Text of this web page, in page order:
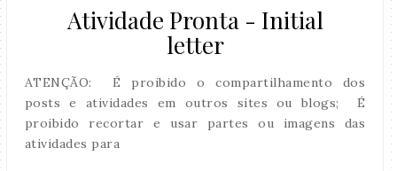
Atividade Pronta - Initial
letter
ATENÇÃO: É proibido o compartilhamento dos
posts e atividades em outros sites ou blogs; É
proibido recortar e usar partes ou imagens das
atividades para